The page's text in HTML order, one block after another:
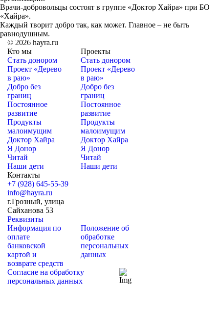
Врачи-добровольцы состоят в группе «Доктор Хайра» при БО
«Хайра».
Каждый творит добро так, как может. Главное – не быть
равнодушным.
© 2026 hayra.ru
Кто мы
Стать донором
Проект «Дерево
в раю»
Добро без
границ
Постоянное
развитие
Продукты
малоимущим
Доктор Хайра
Я Донор
Читай
Наши дети
Проекты
Стать донором
Проект «Дерево
в раю»
Добро без
границ
Постоянное
развитие
Продукты
малоимущим
Доктор Хайра
Я Донор
Читай
Наши дети
Контакты
+7 (928) 645-55-39
info@hayra.ru
г.Грозный, улица
Сайханова 53
Реквизиты
Информация по
оплате
банковской
картой и
возврате средств
Положение об
обработке
персональных
данных
Согласие на обработку
персональных данных